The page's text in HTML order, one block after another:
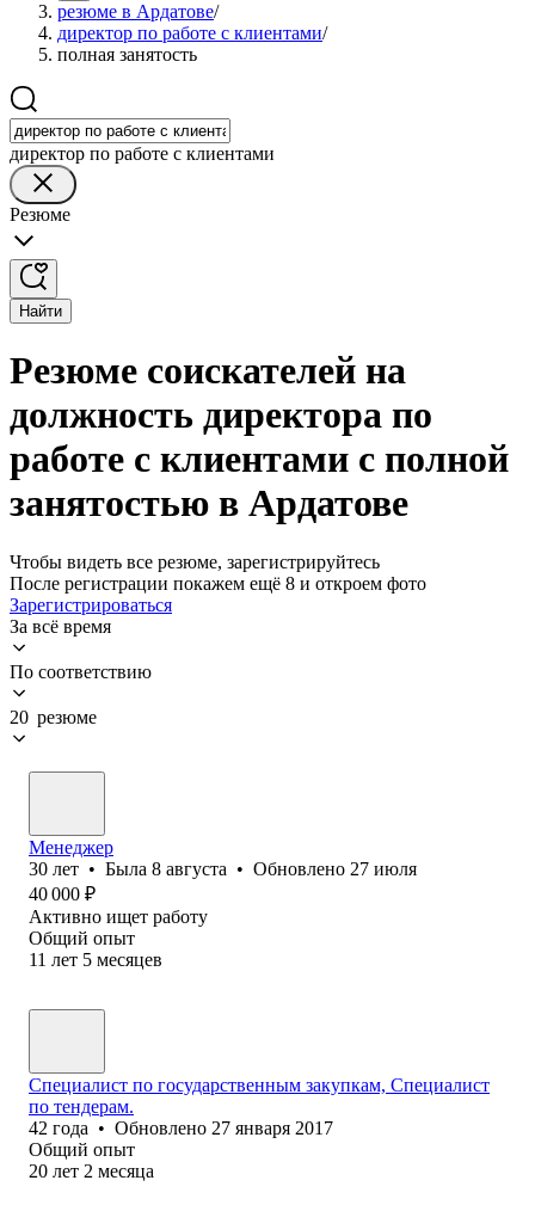
резюме в Ардатове/
директор по работе с клиентами/
полная занятость
директор по работе с клиентами
Резюме
Найти
Резюме соискателей на
должность директора по
работе с клиентами с полной
занятостью в Ардатове
Чтобы видеть все резюме, зарегистрируйтесь
После регистрации покажем ещё 8 и откроем фото
Зарегистрироваться
За всё время
По соответствию
20 резюме
Менеджер
30 лет • Была 8 августа • Обновлено 27 июля
40 000 ₽
Активно ищет работу
Общий опыт
11 лет 5 месяцев
Специалист по государственным закупкам, Специалист
по тендерам.
42 года • Обновлено 27 января 2017
Общий опыт
20 лет 2 месяца